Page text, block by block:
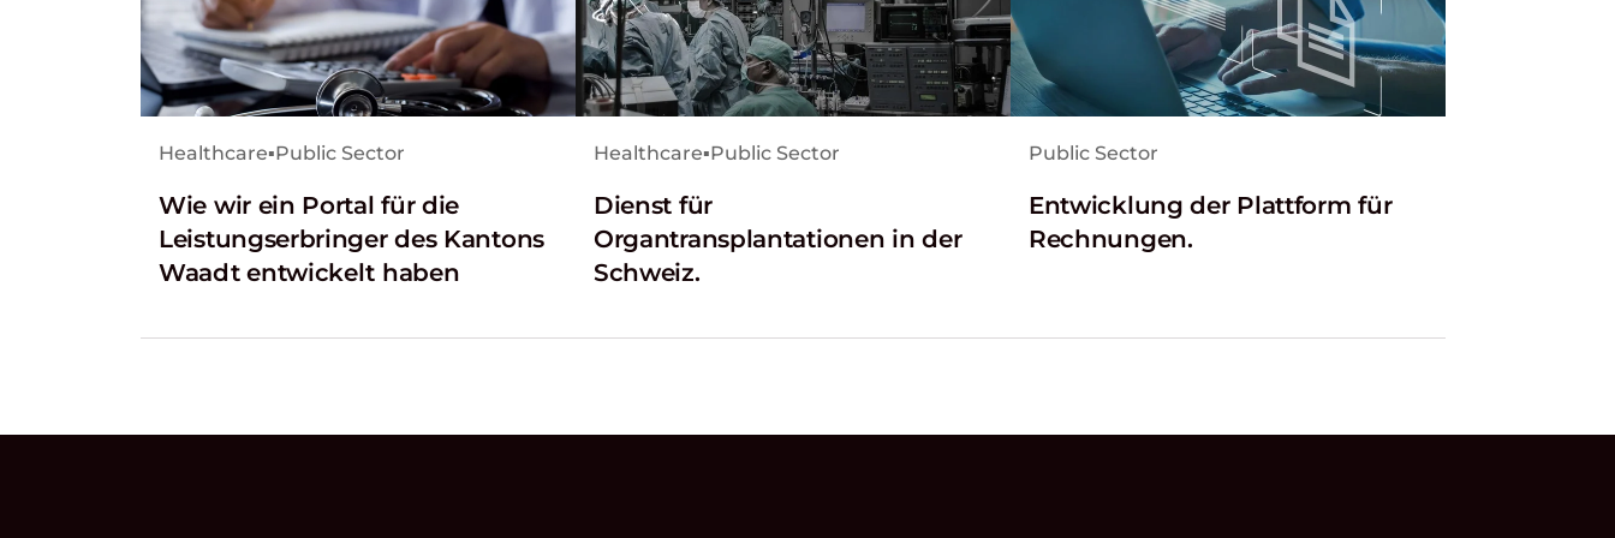
Healthcare▪Public Sector
Wie wir ein Portal für die
Leistungserbringer des Kantons
Waadt entwickelt haben
Healthcare▪Public Sector
Dienst für
Organtransplantationen in der
Schweiz.
Public Sector
Entwicklung der Plattform für
Rechnungen.